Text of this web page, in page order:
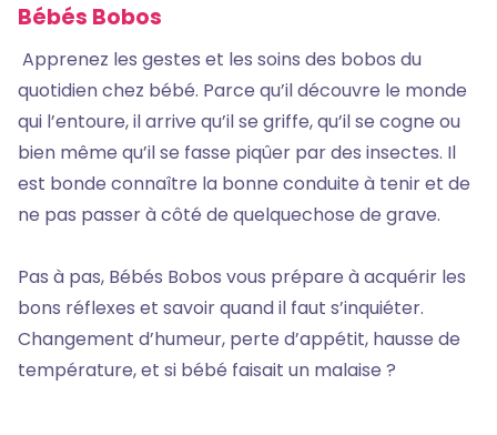
Bébés Bobos
Apprenez les gestes et les soins des bobos du
quotidien chez bébé. Parce qu’il découvre le monde
qui l’entoure, il arrive qu’il se griffe, qu’il se cogne ou
bien même qu’il se fasse piqûer par des insectes. Il
est bonde connaître la bonne conduite à tenir et de
ne pas passer à côté de quelquechose de grave.
Pas à pas, Bébés Bobos vous prépare à acquérir les
bons réflexes et savoir quand il faut s’inquiéter.
Changement d’humeur, perte d’appétit, hausse de
température, et si bébé faisait un malaise ?